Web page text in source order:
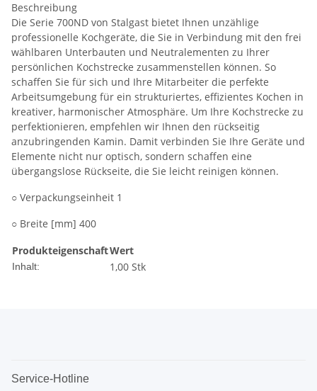
Beschreibung
Die Serie 700ND von Stalgast bietet Ihnen unzählige
professionelle Kochgeräte, die Sie in Verbindung mit den frei
wählbaren Unterbauten und Neutralementen zu Ihrer
persönlichen Kochstrecke zusammenstellen können. So
schaffen Sie für sich und Ihre Mitarbeiter die perfekte
Arbeitsumgebung für ein strukturiertes, effizientes Kochen in
kreativer, harmonischer Atmosphäre. Um Ihre Kochstrecke zu
perfektionieren, empfehlen wir Ihnen den rückseitig
anzubringenden Kamin. Damit verbinden Sie Ihre Geräte und
Elemente nicht nur optisch, sondern schaffen eine
übergangslose Rückseite, die Sie leicht reinigen können.
○ Verpackungseinheit 1
○ Breite [mm] 400
ProdukteigenschaftWert
Inhalt: 1,00 Stk
Service-Hotline